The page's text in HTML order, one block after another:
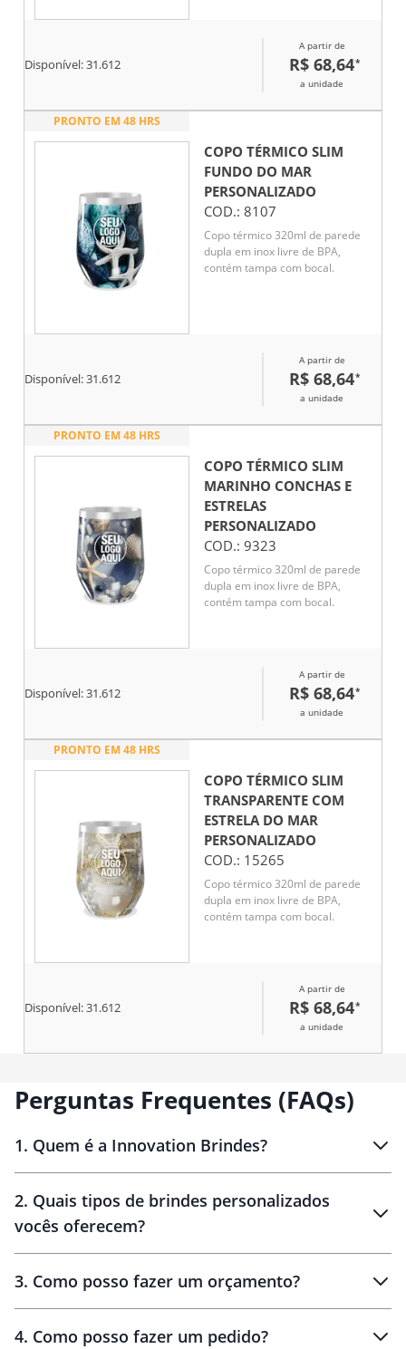
Disponível:31.612
A partir de
R$ 68,64*
a unidade
PRONTO EM 48 HRS
COPO TÉRMICO SLIM
FUNDO DO MAR
PERSONALIZADO
COD.: 8107
Copo térmico 320ml de parede
dupla em inox livre de BPA,
contém tampa com bocal.
Disponível:31.612
A partir de
R$ 68,64*
a unidade
PRONTO EM 48 HRS
COPO TÉRMICO SLIM
MARINHO CONCHAS E
ESTRELAS
PERSONALIZADO
COD.: 9323
Copo térmico 320ml de parede
dupla em inox livre de BPA,
contém tampa com bocal.
Disponível:31.612
A partir de
R$ 68,64*
a unidade
PRONTO EM 48 HRS
COPO TÉRMICO SLIM
TRANSPARENTE COM
ESTRELA DO MAR
PERSONALIZADO
COD.: 15265
Copo térmico 320ml de parede
dupla em inox livre de BPA,
contém tampa com bocal.
Disponível:31.612
A partir de
R$ 68,64*
a unidade
Perguntas Frequentes (FAQs)
1. Quem é a Innovation Brindes?
Brindes personalizados
2. Quais tipos de brindes personalizados
vocês oferecem?
personalizados
3. Como posso fazer um orçamento?
4. Como posso fazer um pedido?